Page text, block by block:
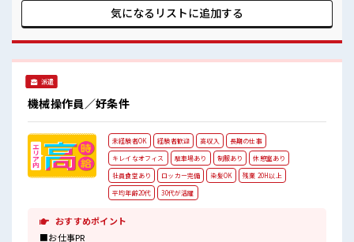
自由でOK(詳しくは担当へ)☆ 休憩所/ロッカー完備！ アット
ホームな雰囲気なのでスグに馴染めそう♪
気になるリストに追加する
派遣
機械操作員／好条件
未経験者OK 経験者歓迎 高収入
長期の仕事
キレイなオフィス
駐車場あり 制服あり
休憩室あり
社員食堂あり
ロッカー完備 染髪OK
残業 20H以上
平均年齢20代
30代が活躍
おすすめポイント
■お仕事PR